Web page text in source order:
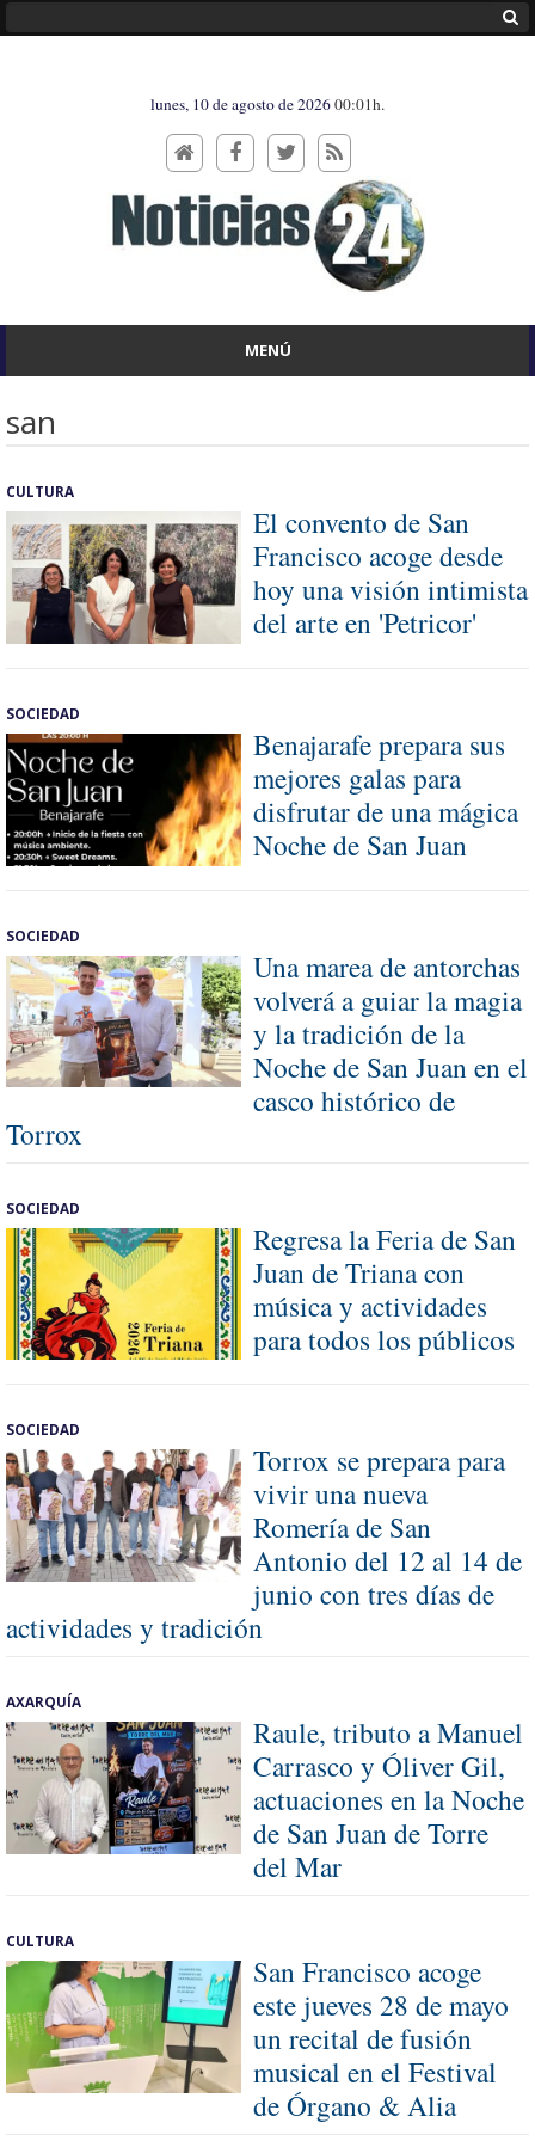
lunes, 10 de agosto de 202600:01h.
MENÚ
san
CULTURA
El convento de San
Francisco acoge desde
hoy una visión intimista
del arte en 'Petricor'
SOCIEDAD
Benajarafe prepara sus
mejores galas para
disfrutar de una mágica
Noche de San Juan
SOCIEDAD
Una marea de antorchas
volverá a guiar la magia
y la tradición de la
Noche de San Juan en el
casco histórico de
Torrox
SOCIEDAD
Regresa la Feria de San
Juan de Triana con
música y actividades
para todos los públicos
SOCIEDAD
Torrox se prepara para
vivir una nueva
Romería de San
Antonio del 12 al 14 de
junio con tres días de
actividades y tradición
AXARQUÍA
Raule, tributo a Manuel
Carrasco y Óliver Gil,
actuaciones en la Noche
de San Juan de Torre
del Mar
CULTURA
San Francisco acoge
este jueves 28 de mayo
un recital de fusión
musical en el Festival
de Órgano & Alia